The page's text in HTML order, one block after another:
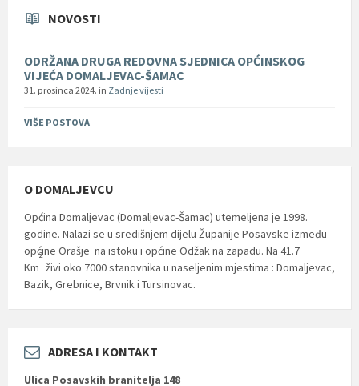
NOVOSTI
ODRŽANA DRUGA REDOVNA SJEDNICA OPĆINSKOG
VIJEĆA DOMALJEVAC-ŠAMAC
31. prosinca 2024. in Zadnje vijesti
VIŠE POSTOVA
O DOMALJEVCU
Općina Domaljevac (Domaljevac-Šamac) utemeljena je 1998.
godine. Nalazi se u središnjem dijelu Županije Posavske između
općine Orašje na istoku i općine Odžak na zapadu. Na 41.7
Km
2
živi oko 7000 stanovnika u naseljenim mjestima : Domaljevac,
Bazik, Grebnice, Brvnik i Tursinovac.
ADRESA I KONTAKT
Ulica Posavskih branitelja 148